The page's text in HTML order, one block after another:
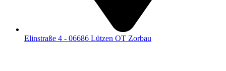
Elinstraße 4 - 06686 Lützen OT Zorbau​